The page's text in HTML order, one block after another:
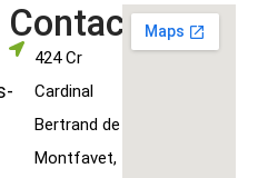
Contact
424 Cr
Cardinal
Bertrand de
Montfavet,